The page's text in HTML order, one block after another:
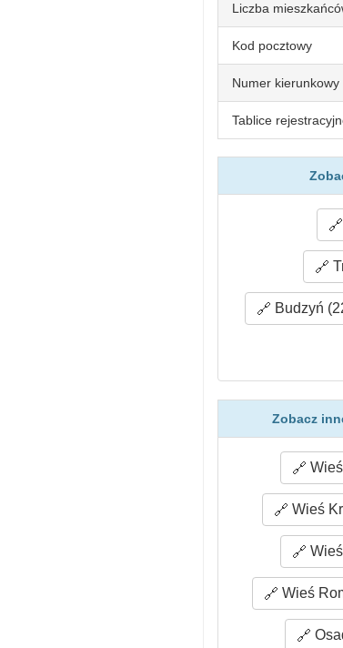
Liczba
Kod pocztowy
Numer kierunkowy
Tablice
Budzyń
Zobacz
Wieś
Wieś